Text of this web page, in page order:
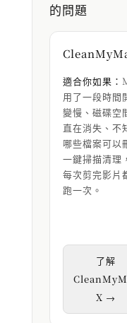
的問題
適合你如果：
用了一段時間
變慢、磁碟空
直在消失、不
哪些檔案可以
一鍵掃描清理
每次剪完影片
跑一次。
了解
X →